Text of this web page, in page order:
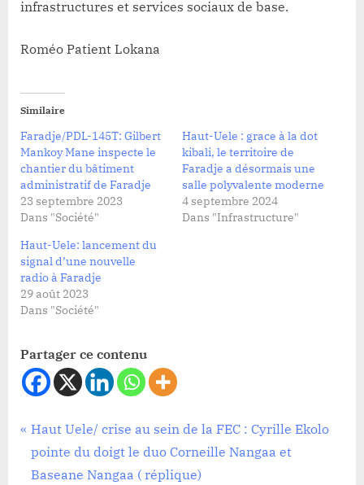
infrastructures et services sociaux de base.
Roméo Patient Lokana
Similaire
Faradje/PDL-145T: Gilbert
Mankoy Mane inspecte le
chantier du bâtiment
administratif de Faradje
23 septembre 2023
Dans "Société"
Haut-Uele : grace à la dot
kibali, le territoire de
Faradje a désormais une
salle polyvalente moderne
4 septembre 2024
Dans "Infrastructure"
Haut-Uele: lancement du
signal d’une nouvelle
radio à Faradje
29 août 2023
Dans "Société"
Partager ce contenu
Société
Navigation
de
P
r
e
Haut Uele/ crise au sein de la FEC : Cyrille Ekolo
pointe du doigt le duo Corneille Nangaa et
Baseane Nangaa ( réplique)